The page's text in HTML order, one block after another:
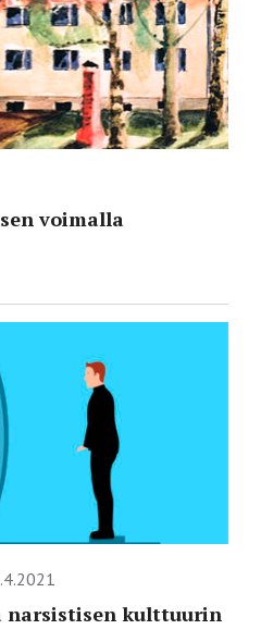
voimalla
narsistisen kulttuurin